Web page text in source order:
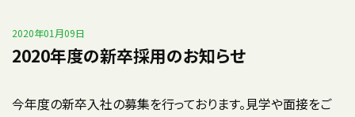
2020年01月09日
2020年度の新卒採用のお知らせ
今年度の新卒入社の募集を行っております。見学や面接をご